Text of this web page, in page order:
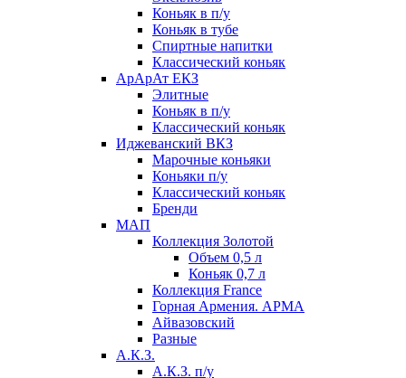
Коньяк в п/у
Коньяк в тубе
Спиртные напитки
Классический коньяк
АрАрАт ЕКЗ
Элитные
Коньяк в п/у
Классический коньяк
Иджеванский ВКЗ
Марочные коньяки
Коньяки п/у
Классический коньяк
Бренди
МАП
Коллекция Золотой
Объем 0,5 л
Коньяк 0,7 л
Коллекция France
Горная Армения. АРМА
Айвазовский
Разные
А.К.З.
А.К.З. п/у